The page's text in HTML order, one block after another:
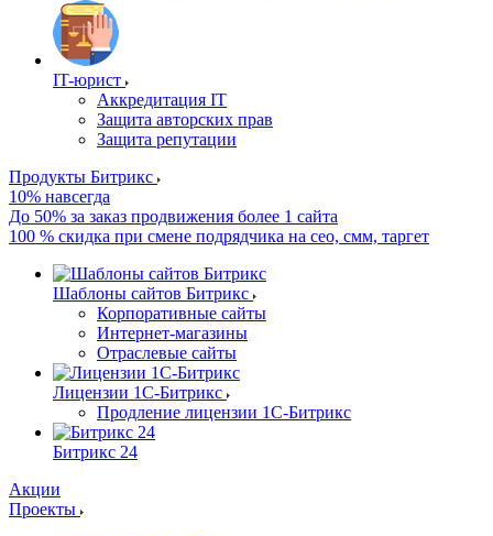
IT-юрист
Аккредитация IT
Защита авторских прав
Защита репутации
Продукты Битрикс
10% навсегда
До 50% за заказ продвижения более 1 сайта
100 % скидка при смене подрядчика на сео, смм, таргет
Шаблоны сайтов Битрикс
Корпоративные сайты
Интернет-магазины
Отраслевые сайты
Лицензии 1С-Битрикс
Продление лицензии 1С-Битрикс
Битрикс 24
Акции
Проекты